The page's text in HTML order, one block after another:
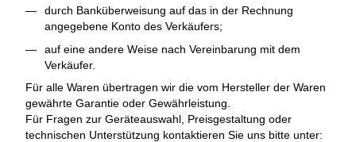
durch Banküberweisung auf das in der Rechnung
angegebene Konto des Verkäufers;
auf eine andere Weise nach Vereinbarung mit dem
Verkäufer.
Für alle Waren übertragen wir die vom Hersteller der Waren
gewährte Garantie oder Gewährleistung.
Für Fragen zur Geräteauswahl, Preisgestaltung oder
technischen Unterstützung kontaktieren Sie uns bitte unter: